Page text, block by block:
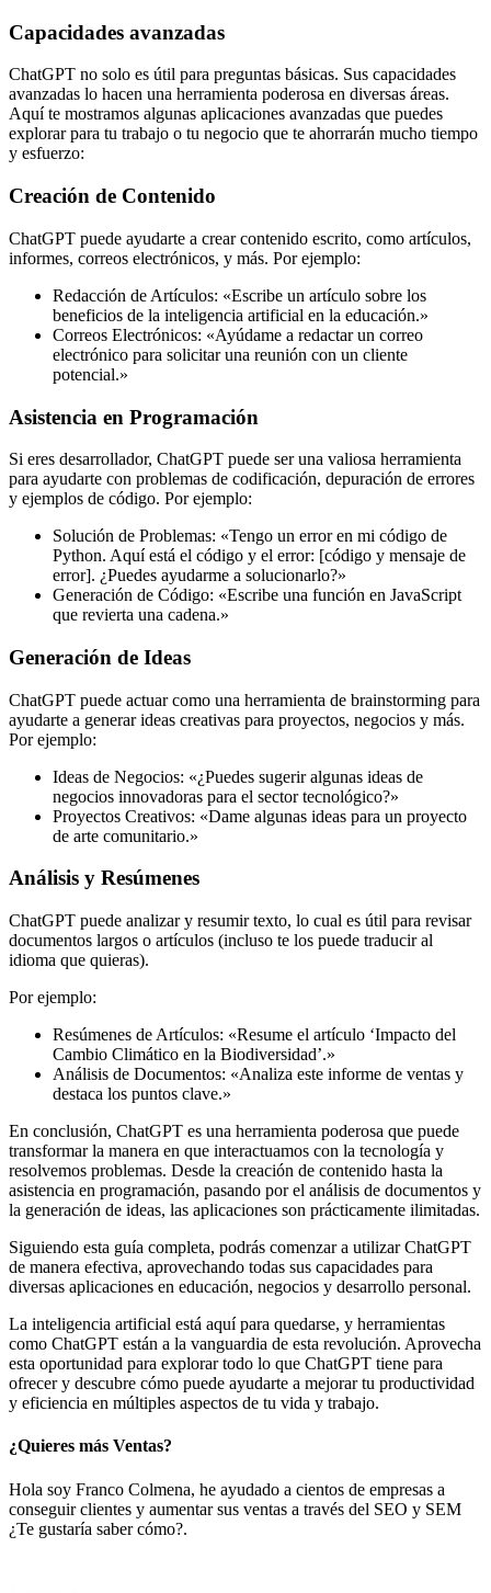
Capacidades avanzadas
ChatGPT no solo es útil para preguntas básicas. Sus capacidades
avanzadas lo hacen una herramienta poderosa en diversas áreas.
Aquí te mostramos algunas aplicaciones avanzadas que puedes
explorar para tu trabajo o tu negocio que te ahorrarán mucho tiempo
y esfuerzo:
Creación de Contenido
ChatGPT puede ayudarte a crear contenido escrito, como artículos,
informes, correos electrónicos, y más. Por ejemplo:
Redacción de Artículos: «Escribe un artículo sobre los
beneficios de la inteligencia artificial en la educación.»
Correos Electrónicos: «Ayúdame a redactar un correo
electrónico para solicitar una reunión con un cliente
potencial.»
Asistencia en Programación
Si eres desarrollador, ChatGPT puede ser una valiosa herramienta
para ayudarte con problemas de codificación, depuración de errores
y ejemplos de código. Por ejemplo:
Solución de Problemas: «Tengo un error en mi código de
Python. Aquí está el código y el error: [código y mensaje de
error]. ¿Puedes ayudarme a solucionarlo?»
Generación de Código: «Escribe una función en JavaScript
que revierta una cadena.»
Generación de Ideas
ChatGPT puede actuar como una herramienta de brainstorming para
ayudarte a generar ideas creativas para proyectos, negocios y más.
Por ejemplo:
Ideas de Negocios: «¿Puedes sugerir algunas ideas de
negocios innovadoras para el sector tecnológico?»
Proyectos Creativos: «Dame algunas ideas para un proyecto
de arte comunitario.»
Análisis y Resúmenes
ChatGPT puede analizar y resumir texto, lo cual es útil para revisar
documentos largos o artículos (incluso te los puede traducir al
idioma que quieras).
Por ejemplo:
Resúmenes de Artículos: «Resume el artículo ‘Impacto del
Cambio Climático en la Biodiversidad’.»
Análisis de Documentos: «Analiza este informe de ventas y
destaca los puntos clave.»
En conclusión, ChatGPT es una herramienta poderosa que puede
transformar la manera en que interactuamos con la tecnología y
resolvemos problemas. Desde la creación de contenido hasta la
asistencia en programación, pasando por el análisis de documentos y
la generación de ideas, las aplicaciones son prácticamente ilimitadas.
Siguiendo esta guía completa, podrás comenzar a utilizar ChatGPT
de manera efectiva, aprovechando todas sus capacidades para
diversas aplicaciones en educación, negocios y desarrollo personal.
La inteligencia artificial está aquí para quedarse, y herramientas
como ChatGPT están a la vanguardia de esta revolución. Aprovecha
esta oportunidad para explorar todo lo que ChatGPT tiene para
ofrecer y descubre cómo puede ayudarte a mejorar tu productividad
y eficiencia en múltiples aspectos de tu vida y trabajo.
¿Quieres más Ventas?
Hola soy Franco Colmena, he ayudado a cientos de empresas a
conseguir clientes y aumentar sus ventas a través del SEO y SEM
¿Te gustaría saber cómo?.